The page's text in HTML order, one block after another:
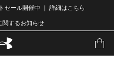
セール開催中 ｜ 詳細はこちら
関するお知らせ